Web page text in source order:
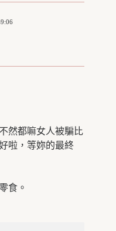
然都嘛女人被騙比
啦，等妳的最終
食。